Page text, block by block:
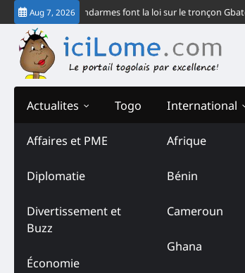
Skip
to
content
Aug 7, 2026
: Deux gendarmes font la loi sur le tronçon
Actualites
Affaires et PME
Diplomatie
Divertissement et
Buzz
Économie
Togo International
Afrique
Bénin
Cameroun
Ghana
Tag:Braqueurs en